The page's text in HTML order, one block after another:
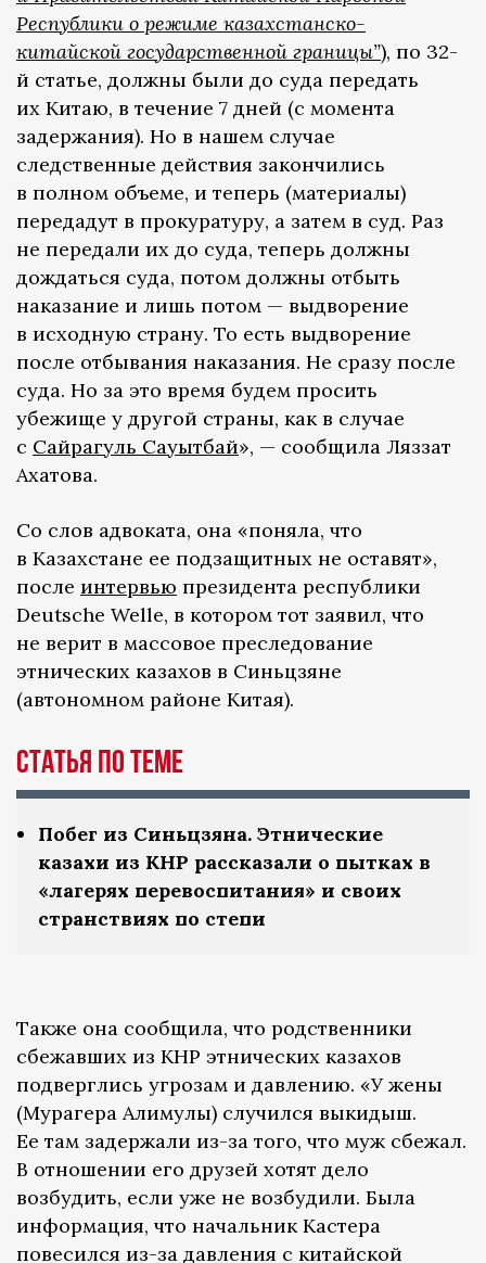
Республики о режиме казахстанско-
китайской государственной границы”), по 32-
й статье, должны были до суда передать
их Китаю, в течение 7 дней (с момента
задержания). Но в нашем случае
следственные действия закончились
в полном объеме, и теперь (материалы)
передадут в прокуратуру, а затем в суд. Раз
не передали их до суда, теперь должны
дождаться суда, потом должны отбыть
наказание и лишь потом — выдворение
в исходную страну. То есть выдворение
после отбывания наказания. Не сразу после
суда. Но за это время будем просить
убежище у другой страны, как в случае
с Сайрагуль Сауытбай», — сообщила Ляззат
Ахатова.
Со слов адвоката, она «поняла, что
в Казахстане ее подзащитных не оставят»,
после интервью президента республики
Deutsche Welle, в котором тот заявил, что
не верит в массовое преследование
этнических казахов в Синьцзяне
(автономном районе Китая).
СТАТЬЯ ПО ТЕМЕ
Побег из Синьцзяна. Этнические
казахи из КНР рассказали о пытках в
«лагерях перевоспитания» и своих
странствиях по степи
Также она сообщила, что родственники
сбежавших из КНР этнических казахов
подверглись угрозам и давлению. «У жены
(Мурагера Алимулы) случился выкидыш.
Ее там задержали из-за того, что муж сбежал.
В отношении его друзей хотят дело
возбудить, если уже не возбудили. Была
информация, что начальник Кастера
повесился из-за давления с китайской